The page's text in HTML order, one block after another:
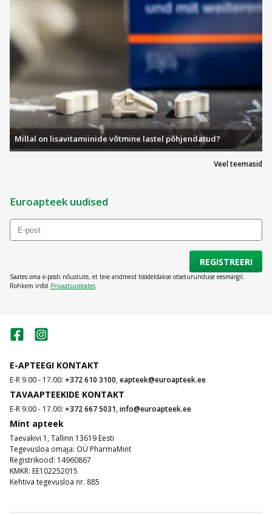
Veel teemasid
Millal on lisavitamiinide võtmine lastel põhjendatud?
Euroapteek uudised
REGISTREERI
Saates oma e-posti nõustute, et teie andmeid töödeldakse otseturunduse eesmärgil.
Rohkem infot Privaatsusteates.
E-APTEEGI KONTAKT
E-R 9.00 - 17.00: +372 610 3100,eapteek@euroapteek.ee
TAVAAPTEEKIDE KONTAKT
E-R 9.00 - 17.00: +372 667 5031,info@euroapteek.ee
Mint apteek
Taevakivi 1, Tallinn 13619 Eesti
Tegevusloa omaja: OÜ PharmaMint
Registrikood: 14960867
KMKR: EE102252015
Kehtiva tegevusloa nr. 885